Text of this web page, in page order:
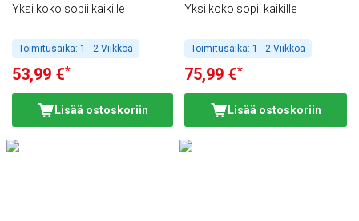
Yksi koko sopii kaikille
Toimitusaika: 1 - 2 Viikkoa
53,99 €*
Lisää ostoskoriin
Yksi koko sopii kaikille
Toimitusaika: 1 - 2 Viikkoa
75,99 €*
Lisää ostoskoriin